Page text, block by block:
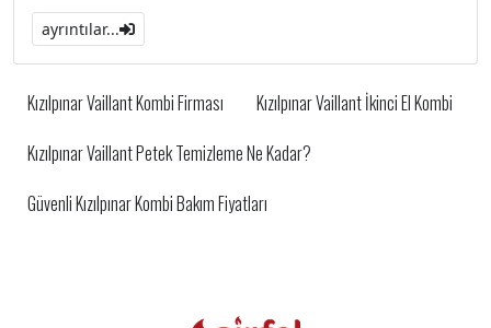
ayrıntılar...
Kızılpınar Vaillant Kombi Firması
Kızılpınar Vaillant İkinci El Kombi
Kızılpınar Vaillant Petek Temizleme Ne Kadar?
Güvenli Kızılpınar Kombi Bakım Fiyatları